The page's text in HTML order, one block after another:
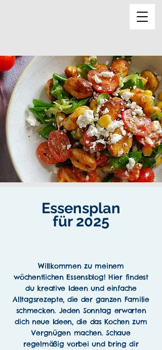
Essensplan
für 2025
Willkommen zu meinem
wöchentlichen Essensblog! Hier findest
du kreative Ideen und einfache
Alltagsrezepte, die der ganzen Familie
schmecken. Jeden Sonntag erwarten
dich neue Ideen, die das Kochen zum
Vergnügen machen. Schaue
regelmäßig vorbei und bring dir